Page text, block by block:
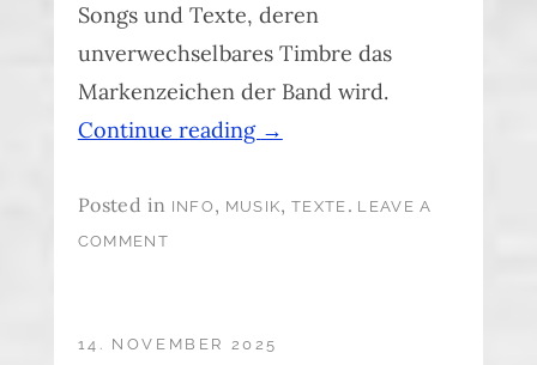
Songs und Texte, deren
unverwechselbares Timbre das
Markenzeichen der Band wird.
Continue reading →
Posted in INFO , MUSIK,TEXTE . LEAVE A
COMMENT
14. NOVEMBER 2025